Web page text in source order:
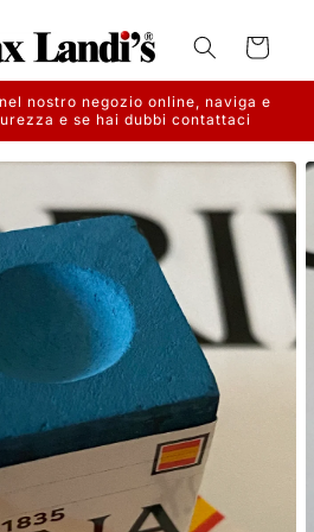
Carrello
nostro negozio online, naviga e
e se hai dubbi contattaci